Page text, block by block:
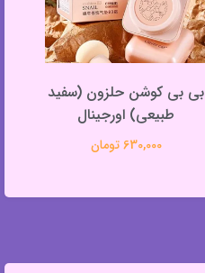
بی بی کوشن حلزون (سفید
طبیعی) اورجینال
630,000 تومان